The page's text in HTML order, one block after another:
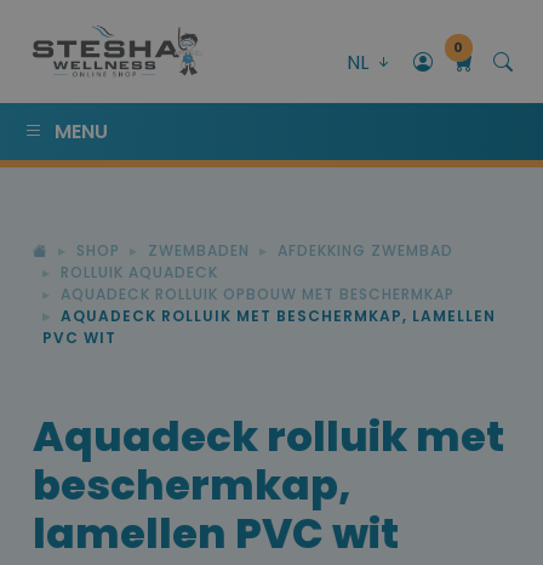
NL
0
MENU
SHOP ZWEMBADEN
AFDEKKING ZWEMBAD
ROLLUIK AQUADECK
AQUADECK ROLLUIK OPBOUW MET BESCHERMKAP
AQUADECK ROLLUIK MET BESCHERMKAP, LAMELLEN
PVC WIT
Aquadeck rolluik met
beschermkap,
lamellen PVC wit